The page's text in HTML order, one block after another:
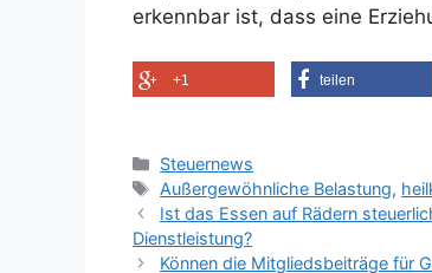
erkennbar ist, dass eine
+1 teilen
Kategorien
Steuernews
Schlagwörter
Außergewöhnliche Belastung,
Ist das Essen auf Rädern
Dienstleistung?
Können die Mitgliedsbeiträge für